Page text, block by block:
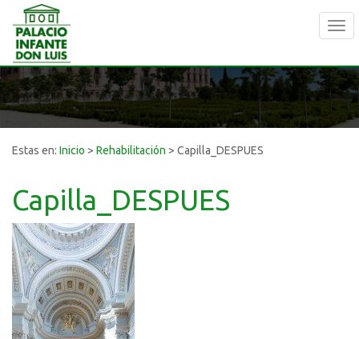
Estas en: Inicio > Rehabilitación > Capilla_DESPUES
Capilla_DESPUES